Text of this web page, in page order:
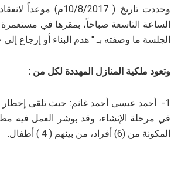
وحددت تاريخ ( 10/8/
الساعة التاسعة صباحاً، بمقرها في
الجلسة ما وصفته بـ " هدم البناء أو إرجاع إلى
وتعود ملكية المنازل المهددة لكل من :
في مرحلة الإنشاء، وقد بوشر العمل فيه مطلع
المكونة من (6) أفراد، من بينهم ( 4 ) أطفال.